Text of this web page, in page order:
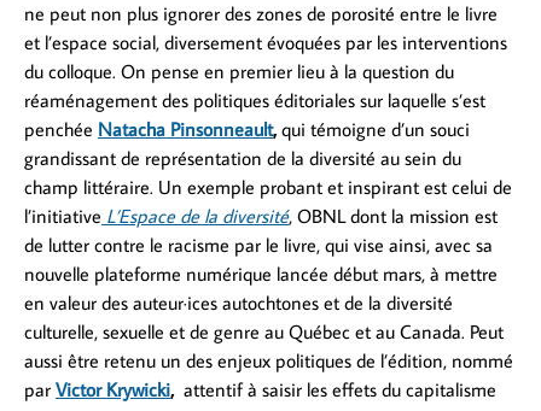
ne peut non plus ignorer des zones de porosité entre le livre
et l’espace social, diversement évoquées par les interventions
du colloque. On pense en premier lieu à la question du
réaménagement des politiques éditoriales sur laquelle s’est
penchée Natacha Pinsonneault,qui témoigne d’un souci
grandissant de représentation de la diversité au sein du
champ littéraire. Un exemple probant et inspirant est celui de
l’initiative L’Espace de la diversité, OBNL dont la mission est
de lutter contre le racisme par le livre, qui vise ainsi, avec sa
nouvelle plateforme numérique lancée début mars, à mettre
en valeur des auteur·ices autochtones et de la diversité
culturelle, sexuelle et de genre au Québec et au Canada. Peut
aussi être retenu un des enjeux politiques de l’édition, nommé
par Victor Krywicki,attentif à saisir les effets du capitalisme